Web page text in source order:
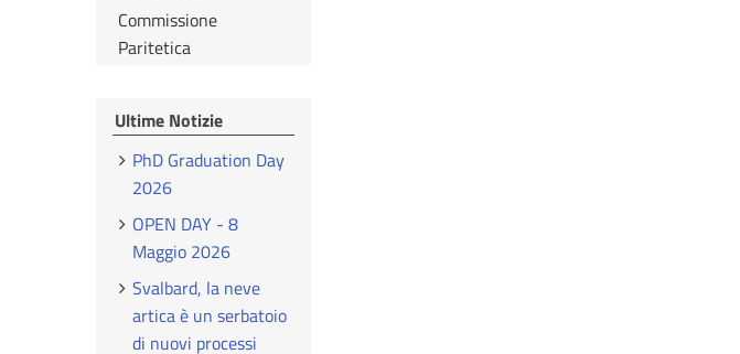
Commissione
Paritetica
Ultime Notizie
PhD Graduation Day
2026
OPEN DAY - 8
Maggio 2026
Svalbard, la neve
artica è un serbatoio
di nuovi processi